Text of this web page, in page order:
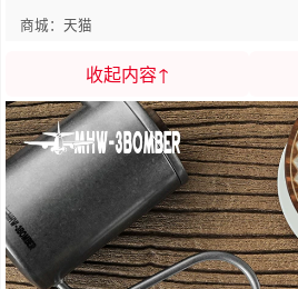
商城：天猫
收起内容↑